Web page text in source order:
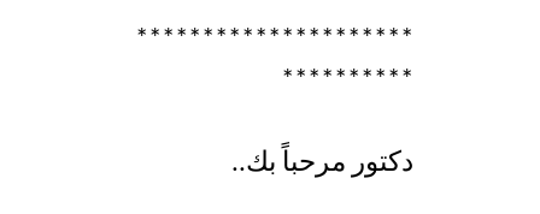
*********************
**********
دكتور مرحباً بك..